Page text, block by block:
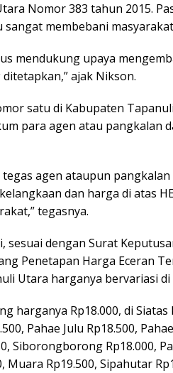
Nomor 383 tahun 2015.
sangat membebani
mendukung upaya
ajak Nikson.
satu di Kabupaten
para agen atau pangkalan
tegas agen ataupun
dan harga di atas
tegasnya.
sesuai dengan Surat
Penetapan Harga Eceran
Utara harganya bervariasi
harganya Rp18.000, di
Pahae Julu Rp18.500,
Siborongborong Rp18.000,
Muara Rp19.500, Sipahutar